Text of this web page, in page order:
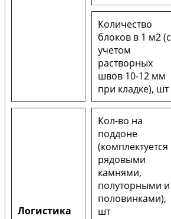
Количество
блоков в 1 м2 (с
учетом
растворных
швов 10-12 мм
при кладке), шт
Логистика
Кол-во на
поддоне
(комплектуется
рядовыми
камнями,
полуторными и
половинками),
шт